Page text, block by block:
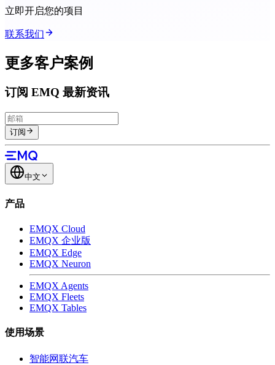
立即开启您的项目
联系我们
更多客户案例
订阅 EMQ 最新资讯
订阅
中文
产品
EMQX Cloud
EMQX 企业版
EMQX Edge
EMQX Neuron
EMQX Agents
EMQX Fleets
EMQX Tables
使用场景
智能网联汽车